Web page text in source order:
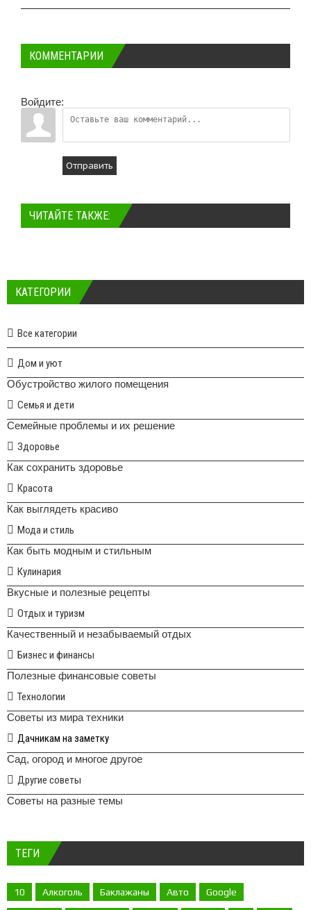
КОММЕНТАРИИ
Войдите:
Отправить
ЧИТАЙТЕ ТАКЖЕ:
КАТЕГОРИИ
Все категории
Дом и уют
Обустройство жилого помещения
Семья и дети
Семейные проблемы и их решение
Здоровье
Как сохранить здоровье
Красота
Как выглядеть красиво
Мода и стиль
Как быть модным и стильным
Кулинария
Вкусные и полезные рецепты
Отдых и туризм
Качественный и незабываемый отдых
Бизнес и финансы
Полезные финансовые советы
Технологии
Советы из мира техники
Дачникам на заметку
Сад, огород и многое другое
Другие советы
Советы на разные темы
ТЕГИ
10 Алкоголь Баклажаны Авто Google